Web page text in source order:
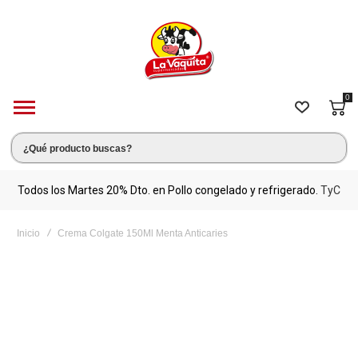
0
Todos los Martes 20% Dto. en Pollo congelado y refrigerado. TyC
Inicio Crema Colgate 150Ml Menta Anticaries